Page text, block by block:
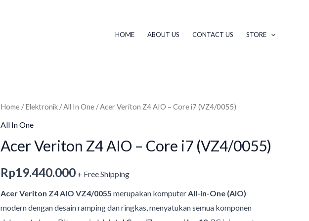
HOME ABOUT US CONTACT US STORE
Home /Elektronik /All In One / Acer Veriton Z4 AIO – Core i7 (VZ4/0055)
All In One
Acer Veriton Z4 AIO – Core i7 (VZ4/0055)
Rp19.440.000 + Free Shipping
Acer Veriton Z4 AIO VZ4/0055 merupakan komputer All-in-One (AIO)
modern dengan desain ramping dan ringkas, menyatukan semua komponen